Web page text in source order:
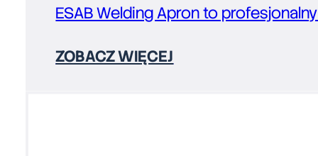
ESAB Welding Apron to
ZOBACZ WIĘCEJ